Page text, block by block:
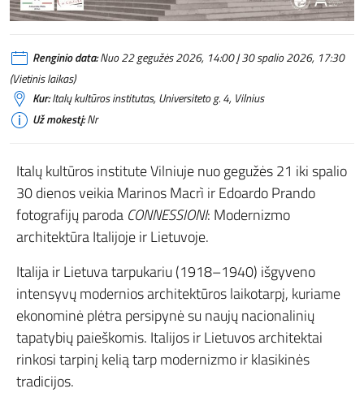
Renginio data:Nuo 22 gegužės 2026, 14:00 Į 30 spalio 2026, 17:30
(Vietinis laikas)
Kur:Italų kultūros institutas, Universiteto g. 4, Vilnius
Už mokestį:Nr
Italų kultūros institute Vilniuje nuo gegužės 21 iki spalio
30 dienos veikia Marinos Macrì ir Edoardo Prando
fotografijų paroda CONNESSIONI: Modernizmo
architektūra Italijoje ir Lietuvoje.
Italija ir Lietuva tarpukariu (1918–1940) išgyveno
intensyvų modernios architektūros laikotarpį, kuriame
ekonominė plėtra persipynė su naujų nacionalinių
tapatybių paieškomis. Italijos ir Lietuvos architektai
rinkosi tarpinį kelią tarp modernizmo ir klasikinės
tradicijos.